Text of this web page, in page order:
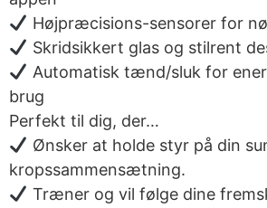
Højpræcisions-sensorer for
Skridsikkert glas og stilrent
Automatisk tænd/sluk for
brug
Perfekt til dig, der…
Ønsker at holde styr på din
kropssammensætning.
Træner og vil følge dine